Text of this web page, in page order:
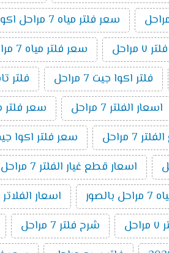
سعر فلتر مياه 7 مراحل اكوا
مراحل
سعر فلتر مياه 7 مراحل تايواني امريكي 2019
فلتر اكوا جيت 7 مراحل
فلتر تانك 7
اسعار الفلتر 7 مراحل
سعر فلتر مياه 7 مراحل
7 مراحل سعر فلتر اكوا جيت 7
اسعار قطع غيار الفلتر 7 مراحل
اسعار الفلاتر ٧ مراحل
شرح فلتر 7 مراحل